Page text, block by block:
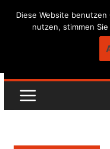
SkipDiese Website
nutzen, stimmen